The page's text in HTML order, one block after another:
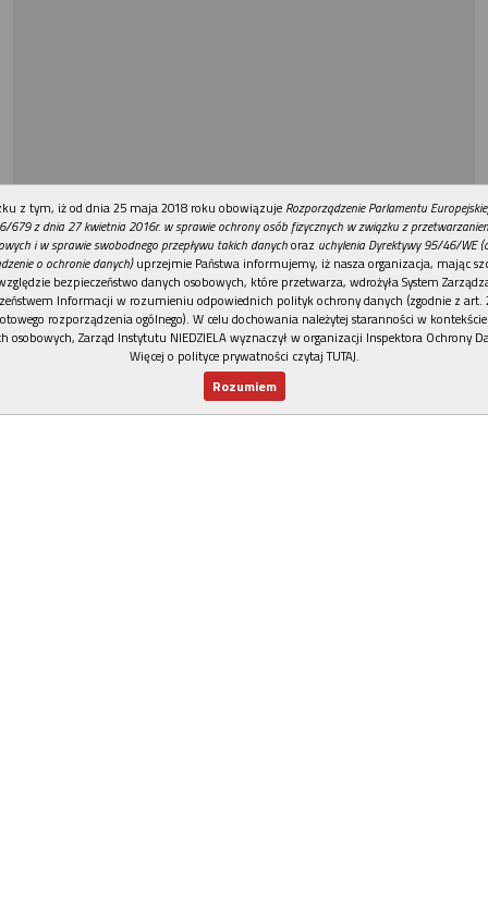
REKLAMA
z tym, iż od dnia 25 maja 2018 roku obowiązuje Rozporządzenie Parlamentu
679 z dnia 27 kwietnia 2016r. w sprawie ochrony osób fizycznych w związku z
i w sprawie swobodnego przepływu takich danychoraz uchylenia Dyrektywy 95/46/WE
o ochronie danych)uprzejmie Państwa informujemy, iż nasza organizacja, mając
bezpieczeństwo danych osobowych, które przetwarza, wdrożyła System
Informacji w rozumieniu odpowiednich polityk ochrony danych (zgodnie z art.
rozporządzenia ogólnego). W celu dochowania należytej staranności w
osobowych, Zarząd Instytutu NIEDZIELA wyznaczył w organizacji Inspektora Ochrony
Więcej o polityce prywatności czytaj TUTAJ.
Rozumiem